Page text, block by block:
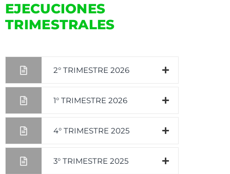
EJECUCIONES
TRIMESTRALES
2° TRIMESTRE 2026
1° TRIMESTRE 2026
4° TRIMESTRE 2025
3° TRIMESTRE 2025